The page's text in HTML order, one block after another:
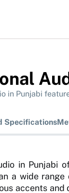
in Punjabi
Specifications
in Punjabi
a wide
accents